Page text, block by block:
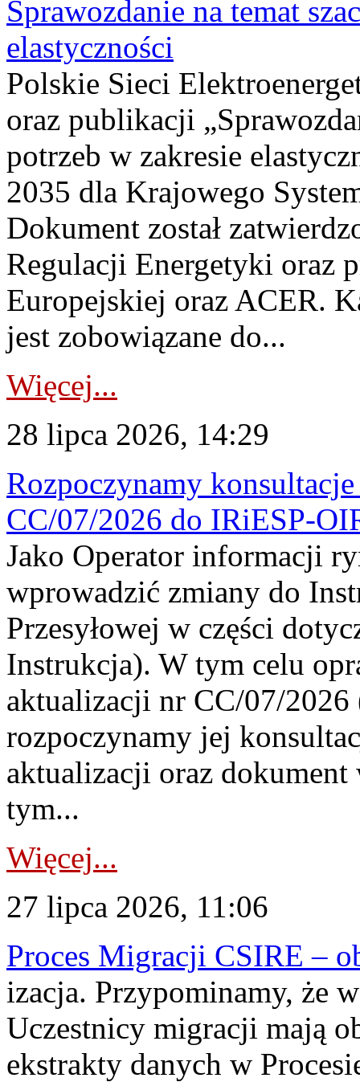
Sprawozdanie na temat
elastyczności
Polskie Sieci
oraz publikacji
potrzeb w zakresie
2035 dla Krajowego
Dokument został
Regulacji Energetyki oraz
Europejskiej oraz ACER.
jest zobowiązane do...
Więcej...
28 lipca 2026, 14:29
Rozpoczynamy
CC/07/2026 do IRiESP-
Jako Operator informacji
wprowadzić zmiany do
Przesyłowej w części
Instrukcja). W tym celu
aktualizacji nr CC/07/
rozpoczynamy jej
aktualizacji oraz
tym...
Więcej...
27 lipca 2026, 11:06
Proces Migracji CSIRE –
izacja. Przypominamy, że
Uczestnicy migracji mają
ekstrakty danych w